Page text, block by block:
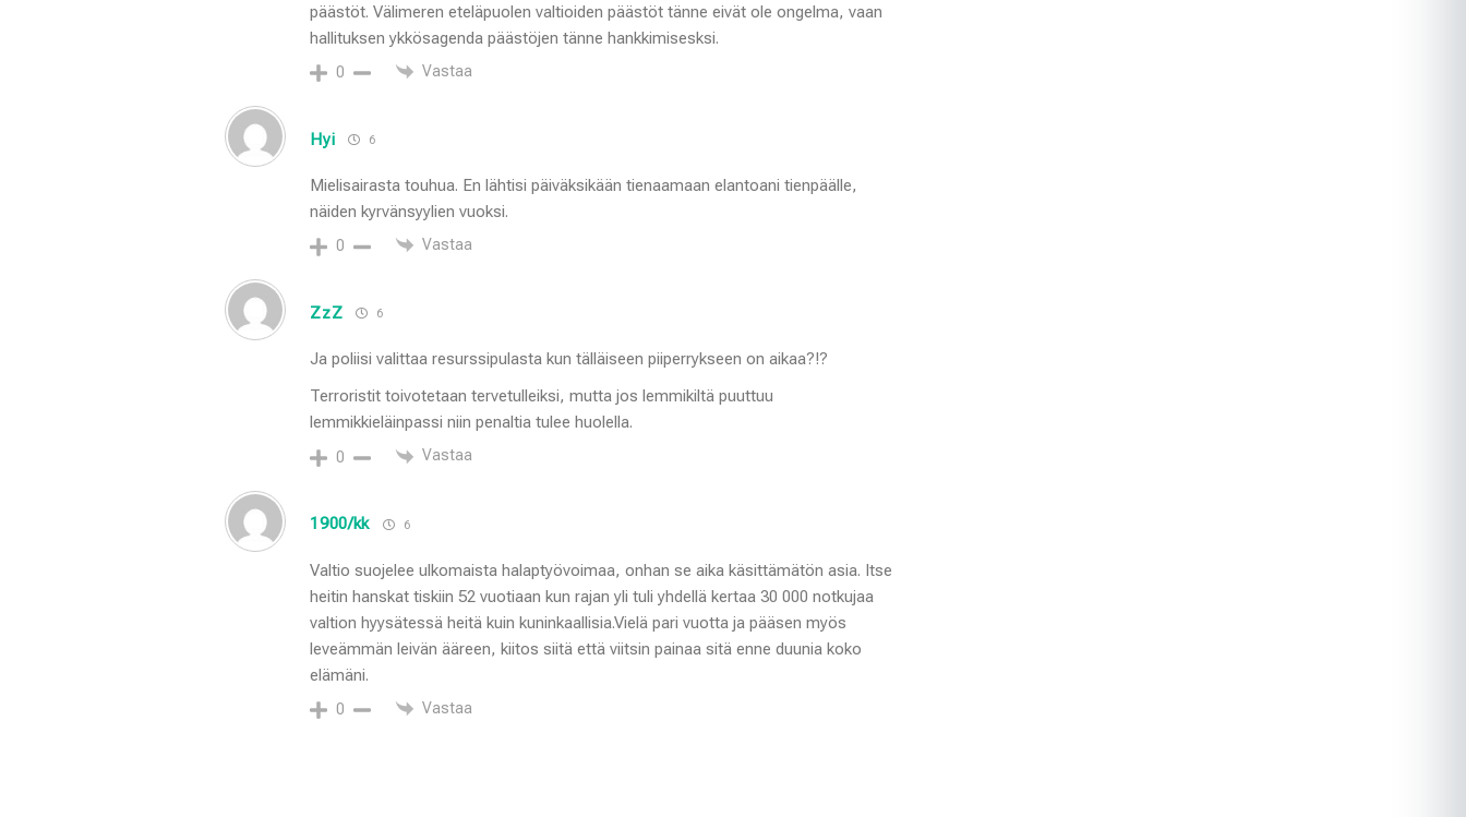
päästöt. Välimeren eteläpuolen valtioiden päästöt tänne eivät ole ongelma, vaan
hallituksen ykkösagenda päästöjen tänne hankkimisesksi.
0 Vastaa
Hyi 6
Mielisairasta touhua. En lähtisi päiväksikään tienaamaan elantoani tienpäälle,
näiden kyrvänsyylien vuoksi.
0 Vastaa
ZzZ 6
Ja poliisi valittaa resurssipulasta kun tälläiseen piiperrykseen on aikaa?!?
Terroristit toivotetaan tervetulleiksi, mutta jos lemmikiltä puuttuu
lemmikkieläinpassi niin penaltia tulee huolella.
0 Vastaa
1900/kk 6
Valtio suojelee ulkomaista halaptyövoimaa, onhan se aika käsittämätön asia. Itse
heitin hanskat tiskiin 52 vuotiaan kun rajan yli tuli yhdellä kertaa 30 000 notkujaa
valtion hyysätessä heitä kuin kuninkaallisia.Vielä pari vuotta ja pääsen myös
leveämmän leivän ääreen, kiitos siitä että viitsin painaa sitä enne duunia koko
elämäni.
0 Vastaa